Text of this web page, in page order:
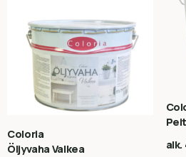
Coloria
Öljyvaha Valkea
alk.